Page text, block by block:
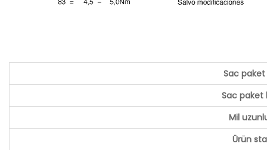
Sac paket
Sac paket
Mil
Ürün